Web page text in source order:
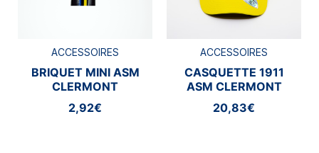
ACCESSOIRES
BRIQUET MINI ASM
CLERMONT
2,92€
ACCESSOIRES
CASQUETTE 1911
ASM CLERMONT
20,83€